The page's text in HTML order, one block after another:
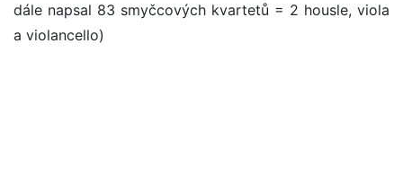
dále napsal 83 smyčcových kvartetů = 2 housle, viola
a violancello)